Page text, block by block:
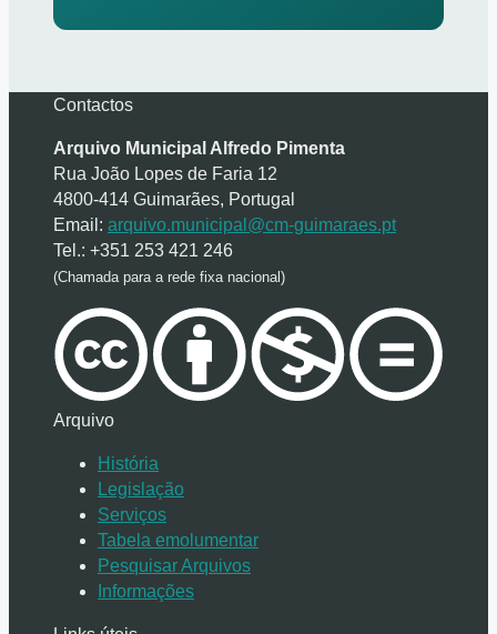
Contactos
Arquivo Municipal Alfredo Pimenta
Rua João Lopes de Faria 12
4800-414 Guimarães, Portugal
Email: arquivo.municipal@cm-guimaraes.pt
Tel.: +351 253 421 246
(Chamada para a rede fixa nacional)
Arquivo
História
Legislação
Serviços
Tabela emolumentar
Pesquisar Arquivos
Informações